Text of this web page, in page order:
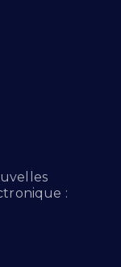
: